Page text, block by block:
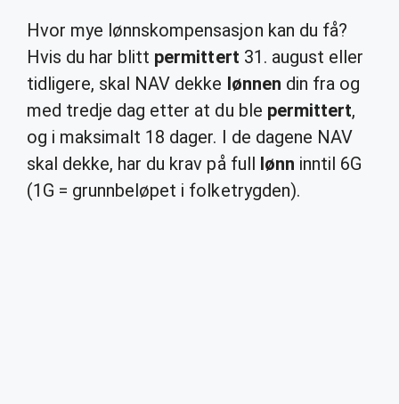
Hvor mye lønnskompensasjon kan du få?
Hvis du har blitt permittert 31. august eller
tidligere, skal NAV dekke lønnen din fra og
med tredje dag etter at du ble permittert,
og i maksimalt 18 dager. I de dagene NAV
skal dekke, har du krav på full lønn inntil 6G
(1G = grunnbeløpet i folketrygden).